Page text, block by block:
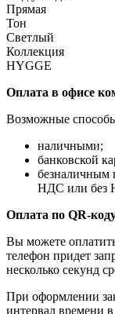
Прямая
Тон
Светлый
Коллекция
HYGGE
Оплата в офисе
Возможные
наличными;
банковской
безналичным
НДС или без
Оплата по QR-
Вы можете
телефон придет
несколько секунд
При оформлении
интервал времени